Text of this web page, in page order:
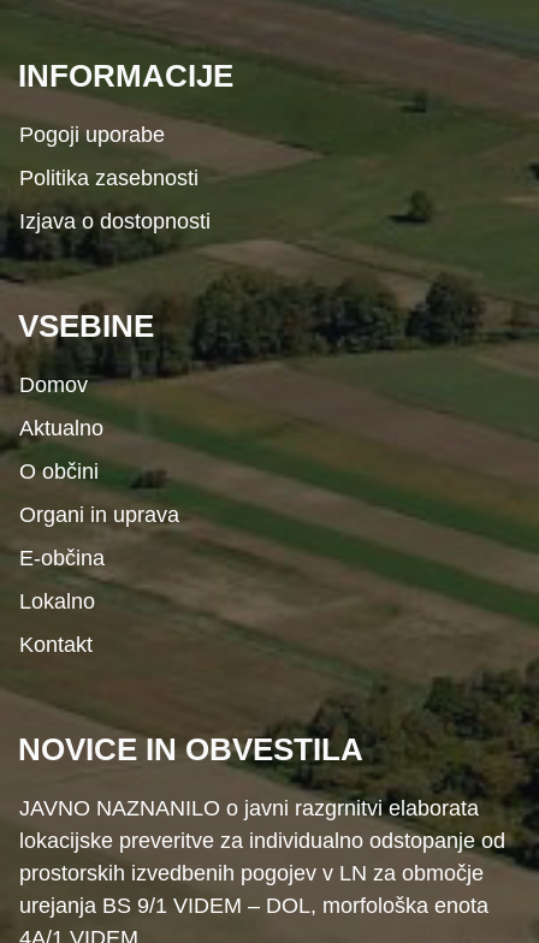
INFORMACIJE
Pogoji uporabe
Politika zasebnosti
Izjava o dostopnosti
VSEBINE
Domov
Aktualno
O občini
Organi in uprava
E-občina
Lokalno
Kontakt
NOVICE IN OBVESTILA
JAVNO NAZNANILO o javni razgrnitvi elaborata
lokacijske preveritve za individualno odstopanje od
prostorskih izvedbenih pogojev v LN za območje
urejanja BS 9/1 VIDEM – DOL, morfološka enota
4A/1 VIDEM